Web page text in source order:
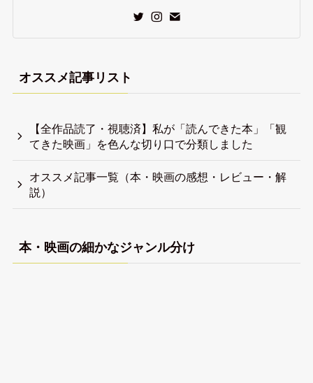
オススメ記事リスト
【全作品読了・視聴済】私が「読んできた本」「観
てきた映画」を色んな切り口で分類しました
オススメ記事一覧（本・映画の感想・レビュー・解
説）
本・映画の細かなジャンル分け